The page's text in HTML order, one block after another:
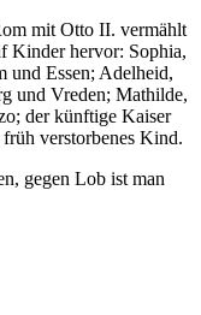
mit Otto II. vermählt
Kinder hervor: Sophia,
und Essen; Adelheid,
und Vreden; Mathilde,
der künftige Kaiser
verstorbenes Kind.
gegen Lob ist man